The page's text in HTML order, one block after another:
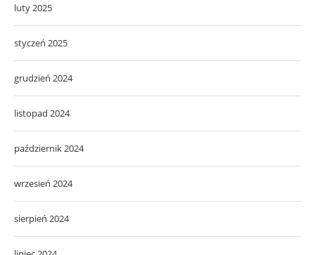
luty 2025
styczeń 2025
grudzień 2024
listopad 2024
październik 2024
wrzesień 2024
sierpień 2024